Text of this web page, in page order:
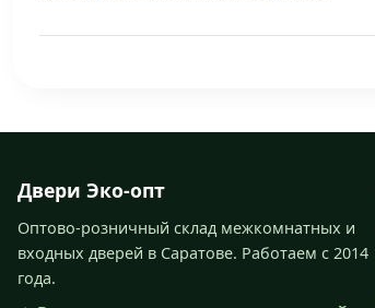
Двери Эко-опт
Оптово-розничный склад межкомнатных и
входных дверей в Саратове. Работаем с 2014
года.